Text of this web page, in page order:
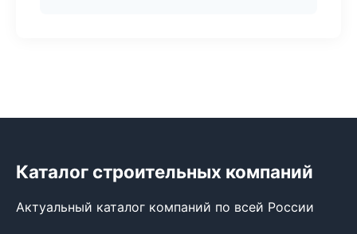
Каталог строительных компаний
Актуальный каталог компаний по всей России